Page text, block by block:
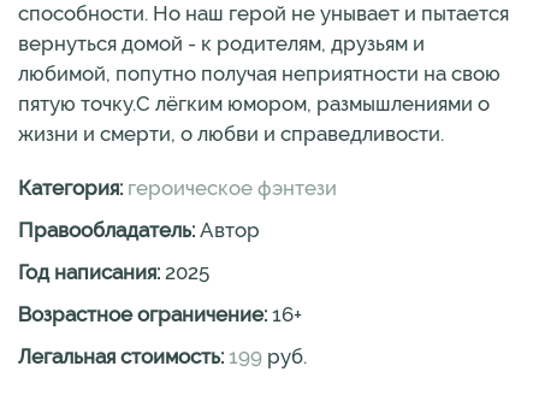
способности. Но наш герой не унывает и пытается
вернуться домой - к родителям, друзьям и
любимой, попутно получая неприятности на свою
пятую точку.С лёгким юмором, размышлениями о
жизни и смерти, о любви и справедливости.
Категория: героическое фэнтези
Правообладатель: Автор
Год написания: 2025
Возрастное ограничение: 16+
Легальная стоимость: 199 руб.